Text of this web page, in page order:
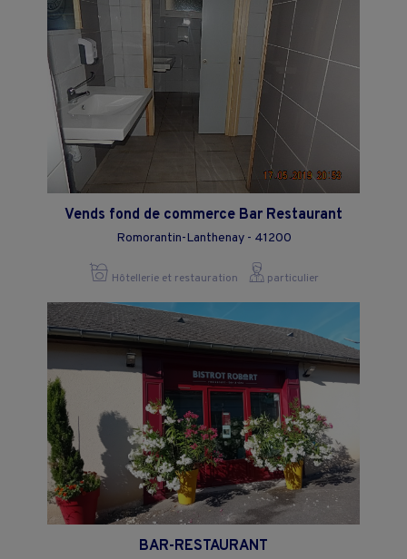
Vends fond de commerce Bar Restaurant
Romorantin-Lanthenay - 41200
Hôtellerie et restauration particulier
BAR-RESTAURANT